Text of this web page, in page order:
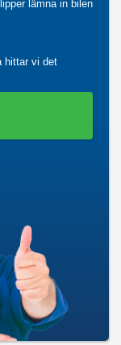
lämna in bilen
hittar vi det